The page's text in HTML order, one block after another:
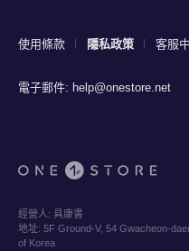
使用條款 隱私政策 客服
電子郵件: help@onestore.net
經營人: 具康書
地址: 5F Ground-V, 54 Gwacheon-
of Korea